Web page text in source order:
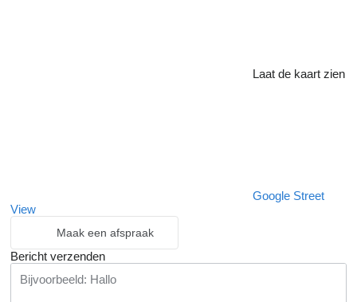
Laat de kaart zien
Google Street
View
Maak een afspraak
Bericht verzenden